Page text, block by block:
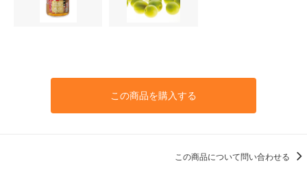
この商品を購入する
この商品について問い合わせる